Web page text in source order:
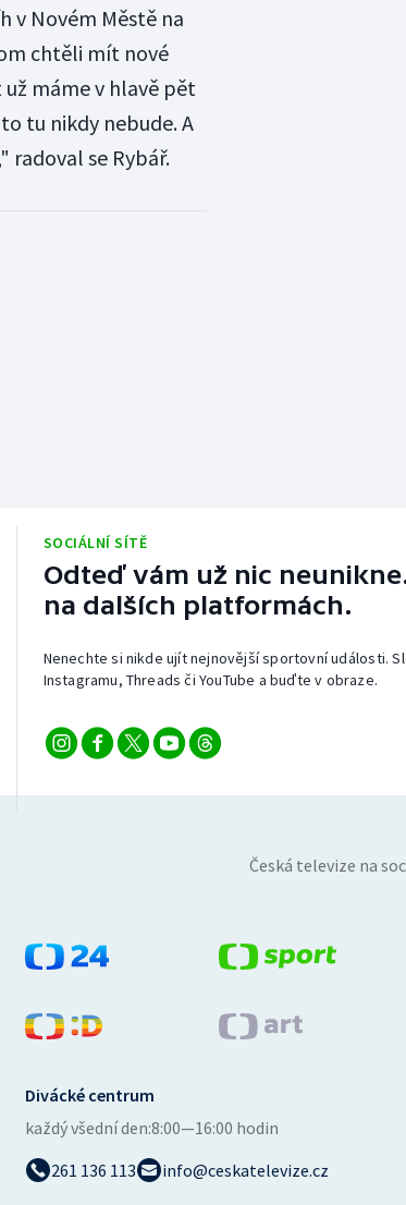
v Novém Městě na
chtěli mít nové
máme v hlavě pět
tu nikdy nebude. A
radoval se Rybář.
SOCIÁLNÍ SÍTĚ
Odteď vám už nic
na dalších platformách.
Nenechte si nikde ujít nejnovější sportovní události.
Instagramu, Threads či YouTube a buďte v obraze.
Česká televize na
Divácké centrum
každý všední den:8:00—16:00 hodin
261 136 113
info@ceskatelevize.cz